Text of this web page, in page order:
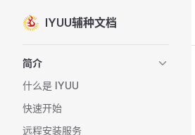
Skip to content
IYUU辅种文档
简介
什么是 IYUU
快速开始
远程安装服务